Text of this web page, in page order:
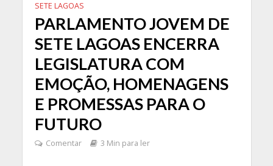
SETE LAGOAS
PARLAMENTO JOVEM DE
SETE LAGOAS ENCERRA
LEGISLATURA COM
EMOÇÃO, HOMENAGENS
E PROMESSAS PARA O
FUTURO
Comentar 3 Min para ler